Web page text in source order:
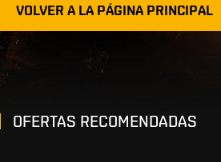
VOLVER A LA PÁGINA PRINCIPAL
OFERTAS RECOMENDADAS